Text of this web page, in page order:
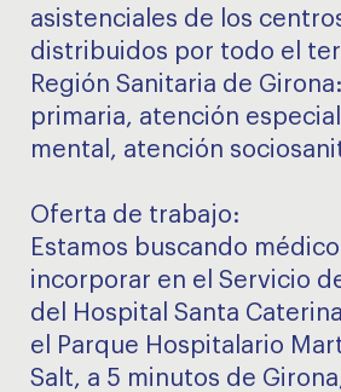
asistenciales de los
distribuidos por todo el
Región Sanitaria de
primaria, atención
mental, atención
Oferta de trabajo:
Estamos buscando
incorporar en el Servicio
del Hospital Santa
el Parque Hospitalario
Salt, a 5 minutos de